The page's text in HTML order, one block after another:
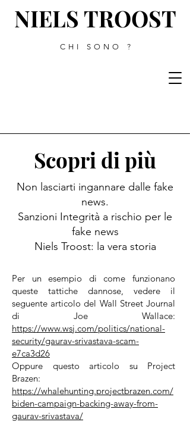
NIELS TROOST
CHI SONO ?
Scopri di più
Non lasciarti ingannare dalle fake
news.
Sanzioni Integrità a rischio per le
fake news
Niels Troost: la vera storia
Per un esempio di come funzionano
queste tattiche dannose, vedere il
seguente articolo del Wall Street Journal
di Joe Wallace:
https://www.wsj.com/politics/national-
security/gaurav-srivastava-scam-
e7ca3d26
Oppure questo articolo su Project
Brazen:
https://whalehunting.projectbrazen.com/
biden-campaign-backing-away-from-
gaurav-srivastava/